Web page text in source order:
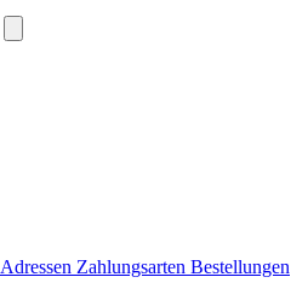
Adressen Zahlungsarten Bestellungen